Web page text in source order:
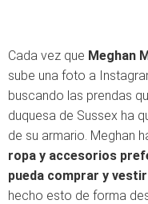
Cada vez que Meghan
sube una foto a
buscando las prendas
duquesa de Sussex ha
de su armario. Meghan
ropa y accesorios
pueda comprar y
hecho esto de forma